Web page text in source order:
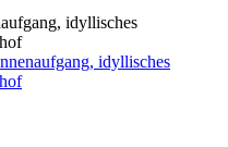
idyllisches